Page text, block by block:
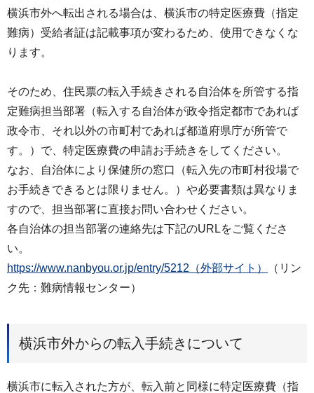
横浜市外へ転出される場合は、横浜市の特定医療費（指定
難病）受給者証は記載事項が変わるため、使用できなくな
ります。
そのため、住民票の転入手続きされる自治体を所管する指
定難病担当部署（転入する自治体が政令指定都市であれば
政令市、それ以外の市町村であれば都道府県庁が所管で
す。）で、特定医療費の申請お手続きをしてください。
なお、自治体により保健所の窓口（転入先の市町村役場で
お手続きできるとは限りません。）や必要書類は異なりま
すので、担当部署に直接お問い合わせください。
各自治体の担当部署の連絡先は下記のURLをご覧くださ
い。
https://www.nanbyou.or.jp/entry/5212（外部サイト）
（リン
ク先：難病情報センター）
横浜市外からの転入手続きについて
横浜市に転入された方が、転入前と同様に特定医療費（指